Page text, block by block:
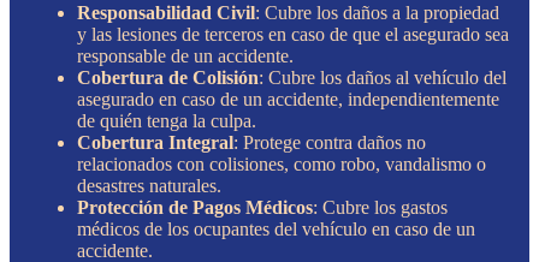
Responsabilidad Civil: Cubre los daños a la propiedad
y las lesiones de terceros en caso de que el asegurado sea
responsable de un accidente.
Cobertura de Colisión: Cubre los daños al vehículo del
asegurado en caso de un accidente, independientemente
de quién tenga la culpa.
Cobertura Integral: Protege contra daños no
relacionados con colisiones, como robo, vandalismo o
desastres naturales.
Protección de Pagos Médicos: Cubre los gastos
médicos de los ocupantes del vehículo en caso de un
accidente.